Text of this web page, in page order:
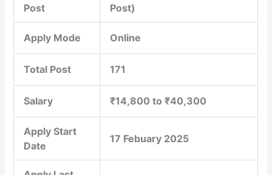
Post
Post)
Apply Mode Online
Total Post 171
Salary ₹14,800 to ₹40,300
Apply Start
Date
17 Febuary 2025